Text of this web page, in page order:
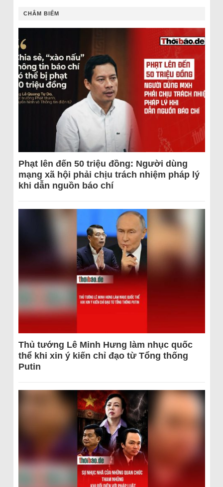
CHÂM BIẾM
Phạt lên đến 50 triệu đồng: Người dùng
mạng xã hội phải chịu trách nhiệm pháp lý
khi dẫn nguồn báo chí
Thủ tướng Lê Minh Hưng làm nhục quốc
thể khi xin ý kiến chỉ đạo từ Tổng thống
Putin